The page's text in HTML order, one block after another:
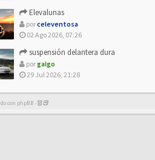
Elevalunas
porceleventosa
02 Ago 2026, 07:26
suspensión delantera dura
porgalgo
29 Jul 2026, 21:28
con phpBB -